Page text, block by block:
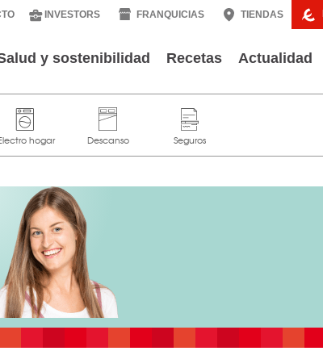
INVESTORS FRANQUICIAS TIENDAS
y sostenibilidad Recetas Actualidad